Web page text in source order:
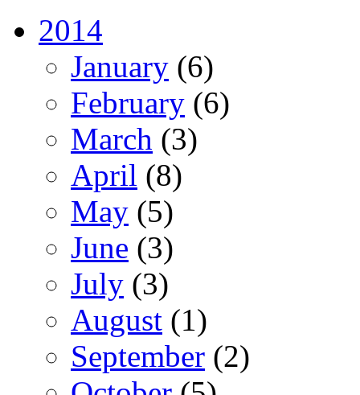
2014
January (6)
February (6)
March (3)
April (8)
May (5)
June (3)
July (3)
August (1)
September (2)